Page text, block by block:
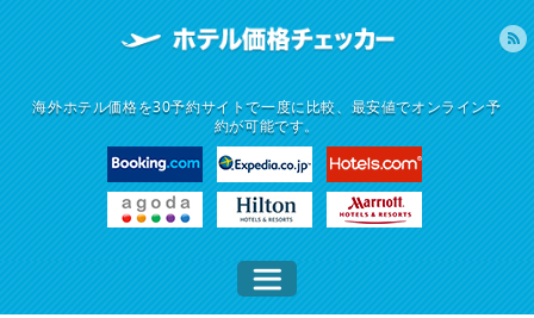
海外ホテル価格を30予約サイトで一度に比較、最安値でオンライン予
約が可能です。